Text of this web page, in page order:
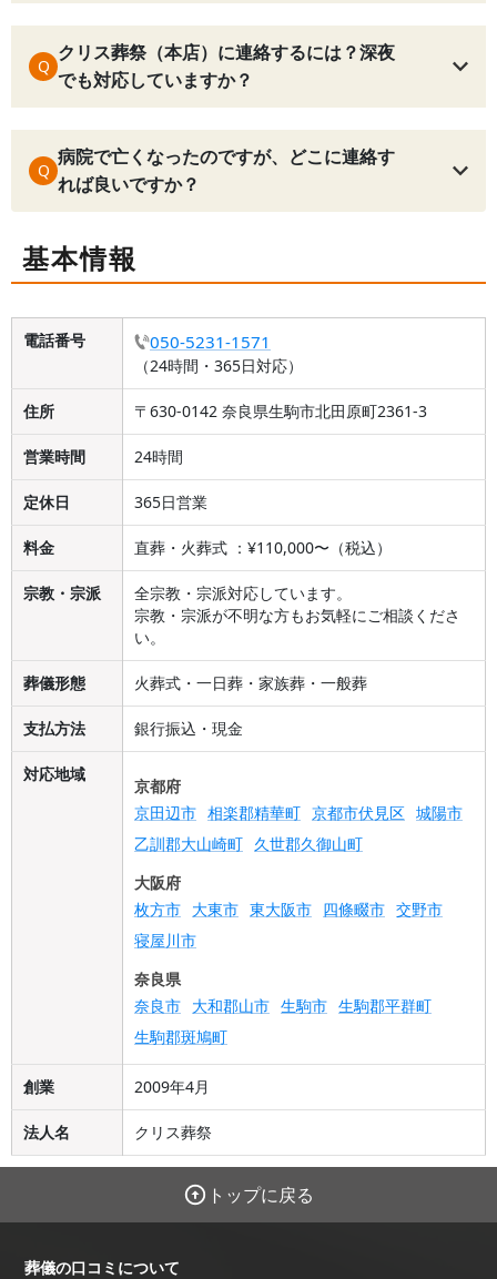
Q
クリス葬祭（本店）に連絡するには？深夜
でも対応していますか？
Q
病院で亡くなったのですが、どこに連絡す
れば良いですか？
基本情報
電話番号 050-5231-1571
（24時間・365日対応）
住所 〒630-0142 奈良県生駒市北田原町2361-3
営業時間 24時間
定休日 365日営業
料金 直葬・火葬式 ：¥110,000〜（税込）
宗教・宗派
全宗教・宗派対応しています。
宗教・宗派が不明な方もお気軽にご相談くださ
い。
葬儀形態 火葬式・一日葬・家族葬・一般葬
支払方法 銀行振込・現金
対応地域
京都府
京田辺市 相楽郡精華町 京都市伏見区 城陽市
乙訓郡大山崎町 久世郡久御山町
大阪府
枚方市 大東市 東大阪市 四條畷市 交野市
寝屋川市
奈良県
奈良市 大和郡山市 生駒市 生駒郡平群町
生駒郡斑鳩町
創業 2009年4月
法人名 クリス葬祭
トップに戻る
葬儀の口コミについて